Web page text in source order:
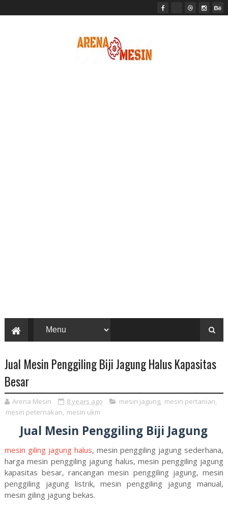
Jual Mesin Penggiling Biji Jagung Halus Kapasitas
Besar
Arena Mesin 8 years ago mesin jagung, mesin pertanian,
mesin peternakan, mesin ukm
Jual Mesin Penggiling Biji Jagung
mesin giling jagung halus, mesin penggiling jagung sederhana,
harga mesin penggiling jagung halus, mesin penggiling jagung
kapasitas besar, rancangan mesin penggiling jagung, mesin
penggiling jagung listrik, mesin penggiling jagung manual,
mesin giling jagung bekas.